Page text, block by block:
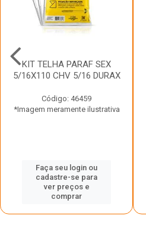
KIT TELHA PARAF SEX
5/16X110 CHV 5/16 DURAX
Código: 46459
*Imagem meramente ilustrativa
Faça seu login ou
cadastre-se para
ver preços e
comprar